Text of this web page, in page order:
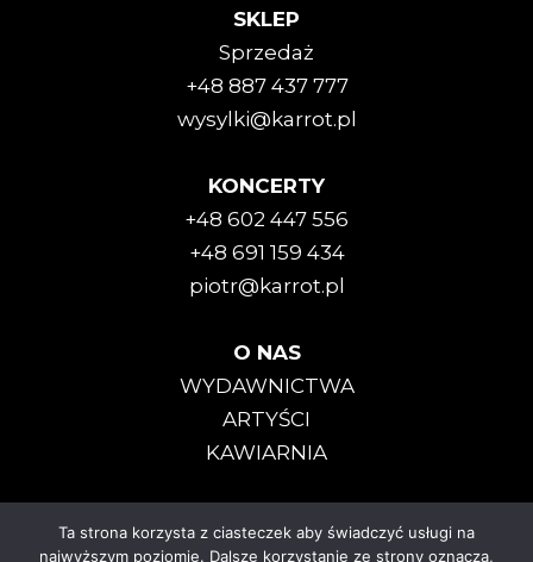
SKLEP
Sprzedaż
+48 887 437 777
wysylki@karrot.pl
KONCERTY
+48 602 447 556
+48 691 159 434
piotr@karrot.pl
O NAS
WYDAWNICTWA
ARTYŚCI
KAWIARNIA
Karrot Kommando © 2025
Ta strona korzysta z ciasteczek aby świadczyć usługi na
najwyższym poziomie. Dalsze korzystanie ze strony oznacza,